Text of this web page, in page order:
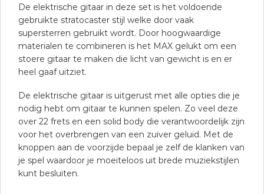
De elektrische gitaar in deze set is het voldoende
gebruikte stratocaster stijl welke door vaak
supersterren gebruikt wordt. Door hoogwaardige
materialen te combineren is het MAX gelukt om een
stoere gitaar te maken die licht van gewicht is en er
heel gaaf uitziet.
De elektrische gitaar is uitgerust met alle opties die je
nodig hebt om gitaar te kunnen spelen. Zo veel deze
over 22 frets en een solid body die verantwoordelijk zijn
voor het overbrengen van een zuiver geluid. Met de
knoppen aan de voorzijde bepaal je zelf de klanken van
je spel waardoor je moeiteloos uit brede muziekstijlen
kunt besluiten.